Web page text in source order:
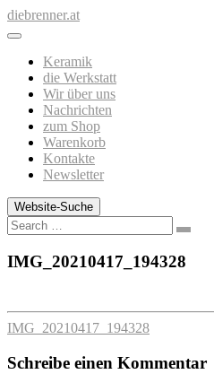
Zum
Inhalt
diebrenner.at
Keramik
die Werkstatt
Wir über uns
Nachrichten
zum Shop
Warenkorb
Kontakte
Newsletter
Website-Suche
Search
IMG_20210417_194328
IMG_20210417_194328
Schreibe einen Kommentar